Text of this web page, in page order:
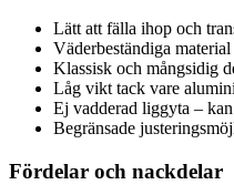
Lätt att fälla ihop och
Väderbeständiga
Klassisk och mångsidig
Låg vikt tack vare
Ej vadderad liggyta –
Begränsade
Fördelar och nackdelar